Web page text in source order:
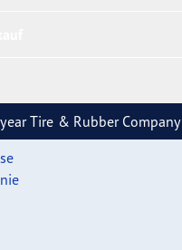
Tire & Rubber Company